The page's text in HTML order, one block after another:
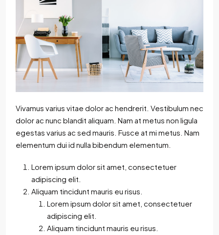
Vivamus varius vitae dolor ac hendrerit. Vestibulum nec
dolor ac nunc blandit aliquam. Nam at metus non ligula
egestas varius ac sed mauris. Fusce at mi metus. Nam
elementum dui id nulla bibendum elementum.
Lorem ipsum dolor sit amet, consectetuer
adipiscing elit.
Aliquam tincidunt mauris eu risus.
Lorem ipsum dolor sit amet, consectetuer
adipiscing elit.
Aliquam tincidunt mauris eu risus.